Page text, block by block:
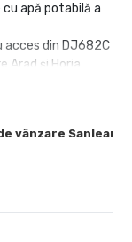
vânzare Sanleani
apă potabilă a
acces din DJ682C
şi Horia.
investiţii la doar
Lab